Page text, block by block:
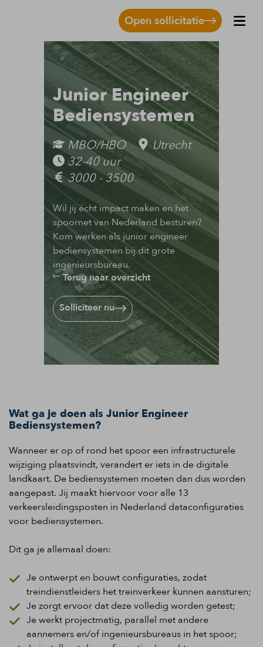
Open sollicitatie
Junior Engineer
Bediensystemen
MBO/HBO
Utrecht
32-40 uur
3000 - 3500
Wil jij écht impact maken en het
spoornet van Nederland besturen?
Kom werken als junior engineer
bediensystemen bij dit grote
ingenieursbureau.
Terug naar overzicht
Solliciteer nu
Wat ga je doen als Junior Engineer
Bediensystemen?
Wanneer er op of rond het spoor een infrastructurele
wijziging plaatsvindt, verandert er iets in de digitale
landkaart. De bediensystemen moeten dan dus worden
aangepast. Jij maakt hiervoor voor alle 13
verkeersleidingsposten in Nederland dataconfiguraties
voor bediensystemen.
Dit ga je allemaal doen:
Je ontwerpt en bouwt configuraties, zodat
treindienstleiders het treinverkeer kunnen aansturen;
Je zorgt ervoor dat deze volledig worden getest;
Je werkt projectmatig, parallel met andere
aannemers en/of ingenieursbureaus in het spoor;